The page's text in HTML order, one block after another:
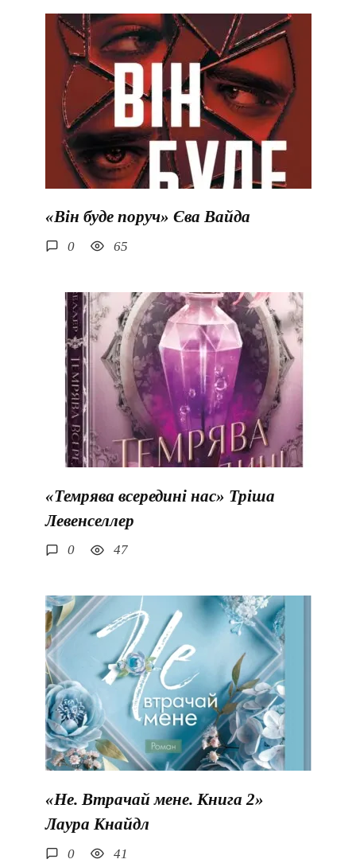
«Він буде поруч» Єва Вайда
0 65
«Темрява всередині нас» Тріша
Левенселлер
0 47
«Не. Втрачай мене. Книга 2»
Лаура Кнайдл
0 41